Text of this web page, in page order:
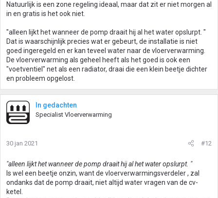
Natuurlijk is een zone regeling ideaal, maar dat zit er niet morgen al
in en gratis is het ook niet.
"alleen lijkt het wanneer de pomp draait hij al het water opslurpt. "
Dat is waarschijnlijk precies wat er gebeurt, de installatie is niet
goed ingeregeld en er kan teveel water naar de vloerverwarming.
De vloerverwarming als geheel heeft als het goed is ook een
"voetventiel" net als een radiator, draai die een klein beetje dichter
en probleem opgelost.
In gedachten
Specialist Vloerverwarming
30 jan 2021 #12
"alleen lijkt het wanneer de pomp draait hij al het water opslurpt. "
Is wel een beetje onzin, want de vloerverwarmingsverdeler , zal
ondanks dat de pomp draait, niet altijd water vragen van de cv-
ketel.